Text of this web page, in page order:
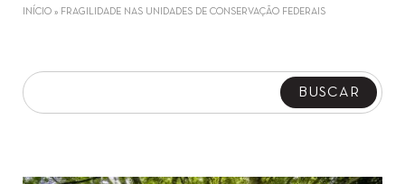
INÍCIO » FRAGILIDADE NAS UNIDADES DE CONSERVAÇÃO FEDERAIS